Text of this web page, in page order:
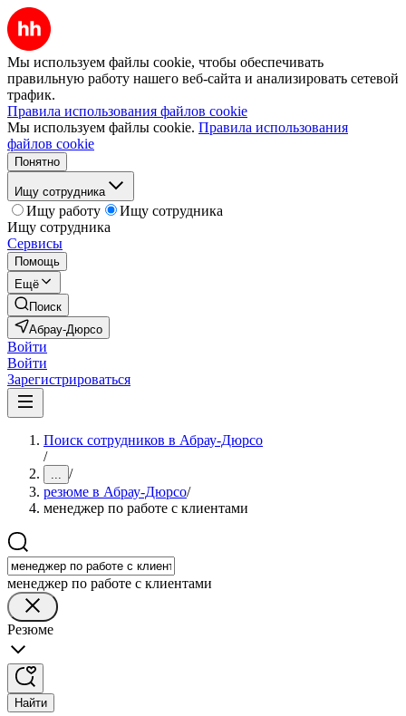
Мы используем файлы cookie, чтобы обеспечивать
правильную работу нашего веб-сайта и анализировать сетевой
трафик.
Правила использования файлов cookie
Мы используем файлы cookie. Правила использования
файлов cookie
Понятно
Ищу сотрудника
Ищу работу
Ищу сотрудника
Ищу сотрудника
Сервисы
Помощь
Ещё
Поиск
Абрау-Дюрсо
Войти
Войти
Зарегистрироваться
Поиск сотрудников в Абрау-Дюрсо
/
... /
резюме в Абрау-Дюрсо/
менеджер по работе с клиентами
менеджер по работе с клиентами
Резюме
Найти